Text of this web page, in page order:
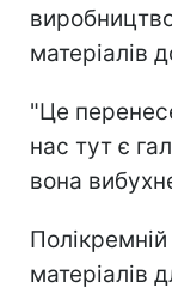
матеріалів
"Це
нас тут є
вона
матеріалів